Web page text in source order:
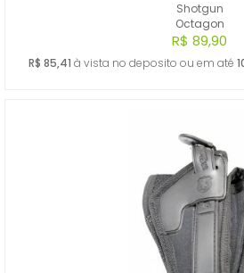
Shotgun
Octagon
R$ 89,90
R$ 85,41 à vista no deposito ou em até